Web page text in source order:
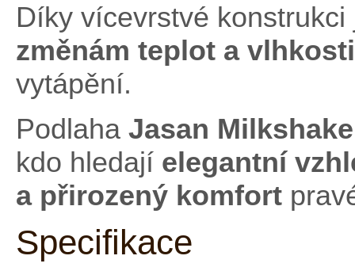
Díky vícevrstvé
změnám teplot a vlhkosti
vytápění.
Podlaha Jasan
kdo hledají elegantní
a přirozený komfort
Specifikace